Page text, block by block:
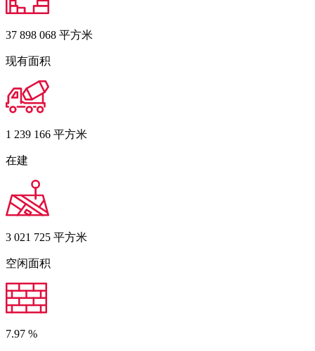
37 898 068 平方米
现有面积
1 239 166 平方米
在建
3 021 725 平方米
空闲面积
7.97 %